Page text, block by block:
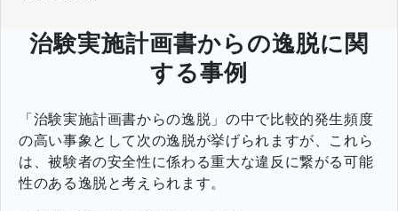
治験実施計画書からの逸脱に関
する事例
「治験実施計画書からの逸脱」の中で比較的発生頻度
の高い事象として次の逸脱が挙げられますが、これら
は、被験者の安全性に係わる重大な違反に繋がる可能
性のある逸脱と考えられます。